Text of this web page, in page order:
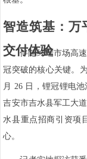
智造筑基：万
交付体验
伴随终端市场高
冠突破的核心关键。
月 26 日，锂冠锂电
吉安市吉水县军工大
水县重点招商引资项
心。